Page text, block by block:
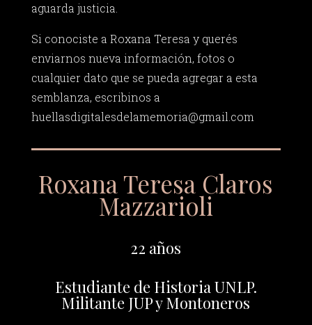
aguarda justicia.
Si conociste a Roxana Teresa y querés
enviarnos nueva información, fotos o
cualquier dato que se pueda agregar a esta
semblanza, escribinos a
huellasdigitalesdelamemoria@gmail.com
Roxana Teresa Claros
Mazzarioli
22 años
Estudiante de Historia UNLP.
Militante JUP y Montoneros